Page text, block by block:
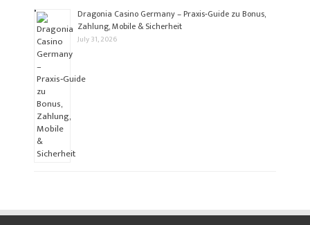
Dragonia Casino Germany – Praxis‑Guide zu Bonus,
Zahlung, Mobile & Sicherheit
July 31, 2026